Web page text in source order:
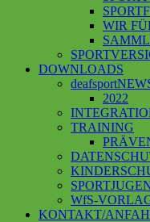
WIR
DOWNLOADS
2022
TRAINING
WfS-
KONTAKT/